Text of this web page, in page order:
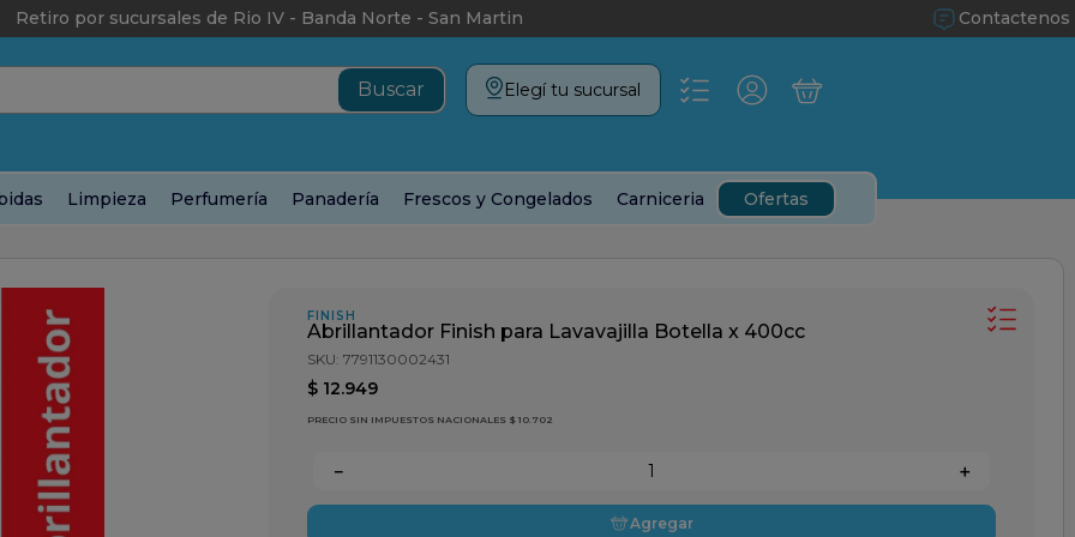
Retiro por sucursales de Rio IV - Banda Norte - San Martin Contactenos
Elegí tu sucursal
Limpieza Perfumería Panadería Frescos y Congelados Carniceria Ofertas
FINISH
Abrillantador Finish para Lavavajilla Botella x 400cc
SKU: 7791130002431
$ 12.949
PRECIO SIN IMPUESTOS NACIONALES $ 10.702
＋
－
Agregar